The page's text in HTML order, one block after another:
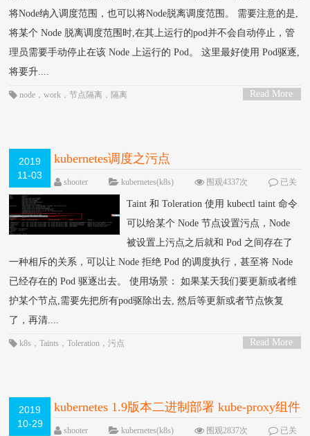
将Node纳入调度范围，也可以将Node脱离调度范围。 需要注意的是,
将某个 Node 脱离调度范围时,在其上运行的pod并不会自动停止，管
理员需要手动停止在该 Node 上运行的 Pod。 这里最好使用 Pod驱逐,
将要升....
Read More
node ，work ，节点隔离 ， 隔离
2019
11-03
kubernetes调度之污点
shooter kubernetes(k8s) 围观4337次
已关
闭评论
Taint 和 Toleration 使用 kubectl taint 命令
可以给某个 Node 节点设置污点，Node
被设置上污点之后就和 Pod 之间存在了
一种相斥的关系，可以让 Node 拒绝 Pod 的调度执行，甚至将 Node
已经存在的 Pod 驱逐出去。 使用场景： 如果某天我们要更新或者维
护某个节点,需要先把所有pod驱除出去, 然后等更新或者节点恢复
了，再清....
Read More
k8s ，Taints ，Toleration ，污点
2019
10-29
kubernetes 1.9版本二进制部署 kube-proxy组件
没成功调iptables添加相关规则
shooter kubernetes(k8s) 围观2837次
已关